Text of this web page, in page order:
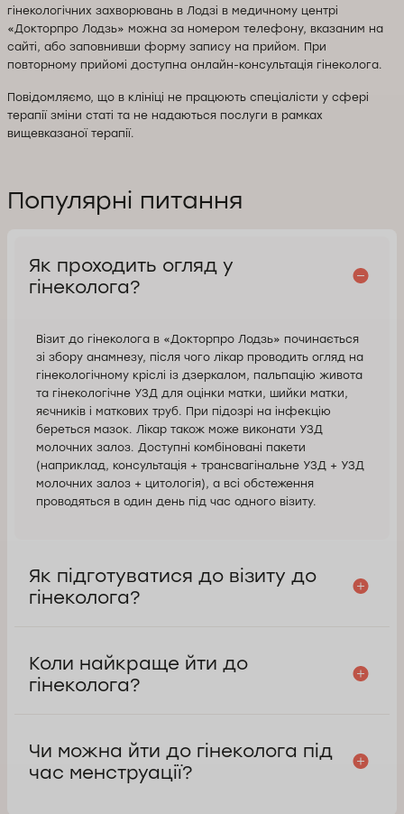
гінекологічних захворювань в Лодзі в медичному центрі
«Докторпро Лодзь» можна за номером телефону, вказаним на
сайті, або заповнивши форму запису на прийом. При
повторному прийомі доступна онлайн-консультація гінеколога.
Повідомляємо, що в клініці не працюють спеціалісти у сфері
терапії зміни статі та не надаються послуги в рамках
вищевказаної терапії.
Популярні питання
Як проходить огляд у
гінеколога?
Візит до гінеколога в «Докторпро Лодзь» починається
зі збору анамнезу, після чого лікар проводить огляд на
гінекологічному кріслі із дзеркалом, пальпацію живота
та гінекологічне УЗД для оцінки матки, шийки матки,
яєчників і маткових труб. При підозрі на інфекцію
береться мазок. Лікар також може виконати УЗД
молочних залоз. Доступні комбіновані пакети
(наприклад, консультація + трансвагінальне УЗД + УЗД
молочних залоз + цитологія), а всі обстеження
проводяться в один день під час одного візиту.
Як підготуватися до візиту до
гінеколога?
Коли найкраще йти до
гінеколога?
Чи можна йти до гінеколога під
час менструації?